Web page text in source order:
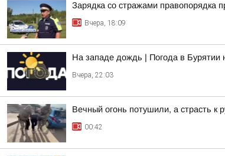
Зарядка со стражами правопорядка
Вчера, 18:09
На западе дождь | Погода в Бурятии
Вчера, 22:03
Вечный огонь потушили, а страсть к
00:42